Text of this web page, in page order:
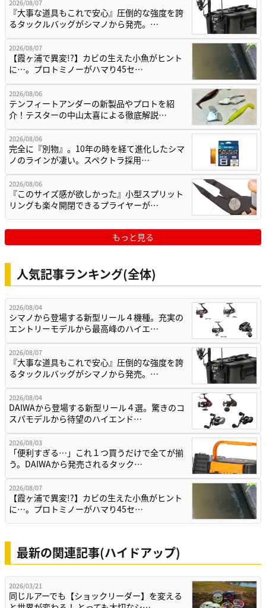
2026/08/07
『大事な道具もこれで安心』圧倒的な強度を誇
るタックルバッグがシマノから発売。…
2026/08/07
【霞ヶ浦で異変!?】カビの生えた小魚がヒント
に…。プロトミノーがハマり45セ…
2026/08/06
テンフィートアンダーの新製品やプロトを紹
介！テスターの中山太喜による徹底解説…
2026/08/06
完全に『別物』。10年の時を経て進化したシマ
ノのラインが凄い。スペクトラ採用…
2026/08/06
『このサイズ感が欲しかった』小型スプリット
リングも楽々開閉できるプライヤーが…
もっと見る
人気記事ランキング(全体)
2026/08/04
シマノから登場する新型リール４機種。充実の
エントリーモデルから最高峰のハイエ…
2026/08/07
『大事な道具もこれで安心』圧倒的な強度を誇
るタックルバッグがシマノから発売。…
2026/08/04
DAIWAから登場する新型リール４選。驚きのコ
スパモデルから待望のハイエンド…
2026/08/03
「便利すぎる…」これ１つ買うだけで全てが揃
う。DAIWAから発売されるタック…
2026/08/07
【霞ヶ浦で異変!?】カビの生えた小魚がヒント
に…。プロトミノーがハマり45セ…
最新の関連記事(ハイドアップ)
2026/03/21
同じルアーでも【ショックリーダー】を変える